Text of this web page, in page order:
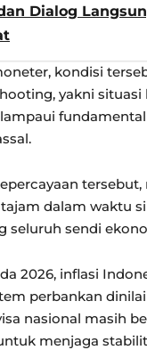
Dialog
kondisi
yakni
tersebut,
dalam waktu
seluruh sendi
2026, inflasi
perbankan
nasional masih
menjaga